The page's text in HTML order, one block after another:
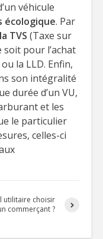
véhicule
écologique. Par
TVS (Taxe sur
soit pour l’achat
la LLD. Enfin,
son intégralité
durée d’un VU,
et les
le particulier
celles-ci
utilitaire choisir
commerçant ?